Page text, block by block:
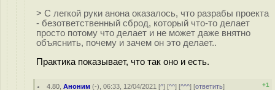
> С легкой руки анона оказалось, что разрабы проекта
- безответственный сброд, который что-то делает
просто потому что делает и не может даже внятно
объяснить, почему и зачем он это делает..
Практика показывает, что так оно и есть.
4.80 ,Аноним (-), 06:33, 12/04/2021 [^] [^^] [^^^] [ответить]
+1